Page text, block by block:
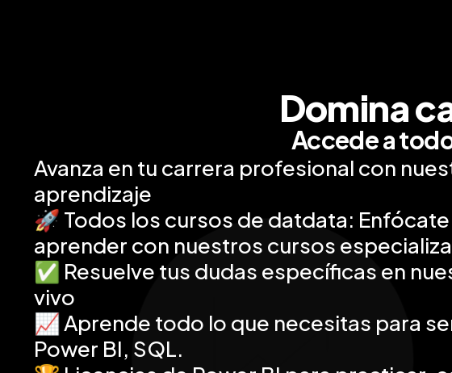
Domina
Accede a
Avanza en tu carrera profesional con
aprendizaje
🚀 Todos los cursos de datdata:
aprender con nuestros cursos
✅ Resuelve tus dudas específicas en
vivo
📈 Aprende todo lo que necesitas para
Power BI, SQL.